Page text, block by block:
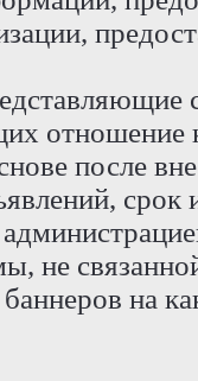
отношение
после
не
на